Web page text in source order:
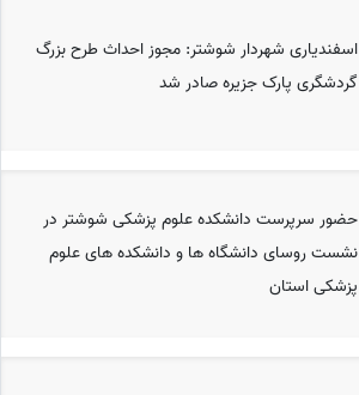
اسفندیاری شهردار شوشتر: مجوز احداث طرح بزرگ
گردشگری پارک جزیره صادر شد
حضور سرپرست دانشکده علوم پزشکی شوشتر در
نشست روسای دانشگاه ها و دانشکده های علوم
پزشکی استان